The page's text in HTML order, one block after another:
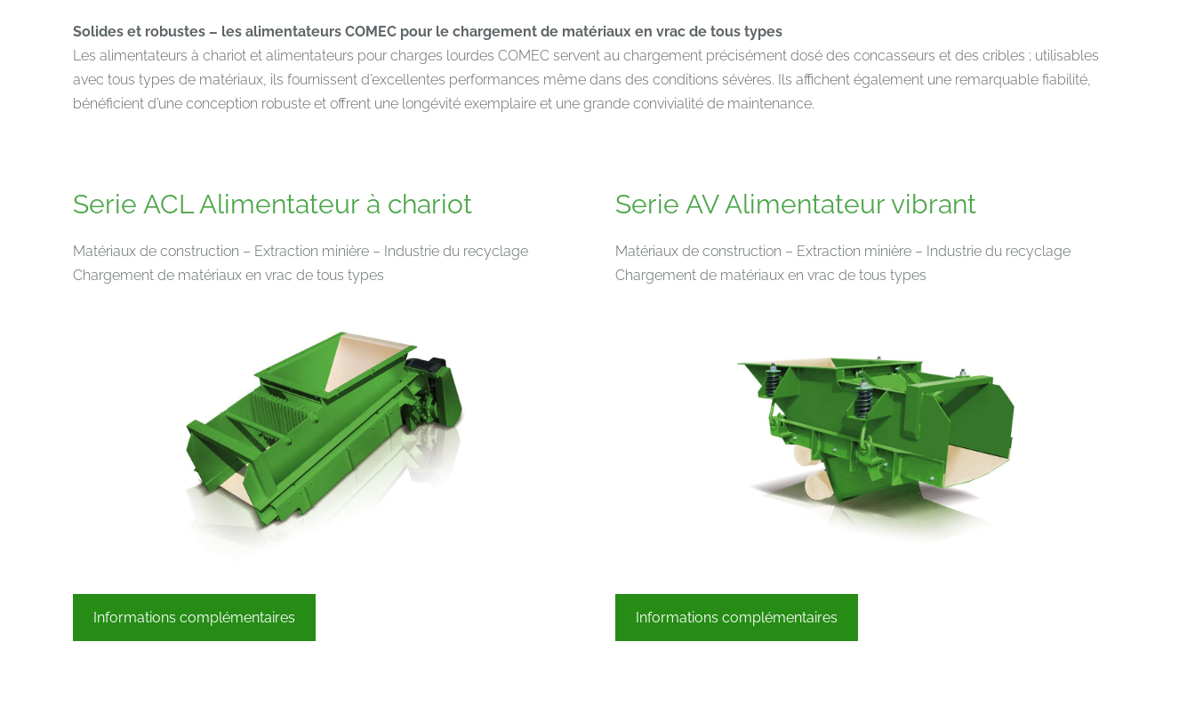
Solides et robustes – les alimentateurs COMEC pour le chargement de matériaux en vrac de tous types
Les alimentateurs à chariot et alimentateurs pour charges lourdes COMEC servent au chargement précisément dosé des concasseurs et des cribles ; utilisables
avec tous types de matériaux, ils fournissent d’excellentes performances même dans des conditions sévères. Ils affichent également une remarquable fiabilité,
bénéficient d’une conception robuste et offrent une longévité exemplaire et une grande convivialité de maintenance.
Serie ACL Alimentateur à chariot
Matériaux de construction – Extraction minière – Industrie du recyclage
Chargement de matériaux en vrac de tous types
Informations complémentaires
Serie AV Alimentateur vibrant
Matériaux de construction – Extraction minière – Industrie du recyclage
Chargement de matériaux en vrac de tous types
Informations complémentaires